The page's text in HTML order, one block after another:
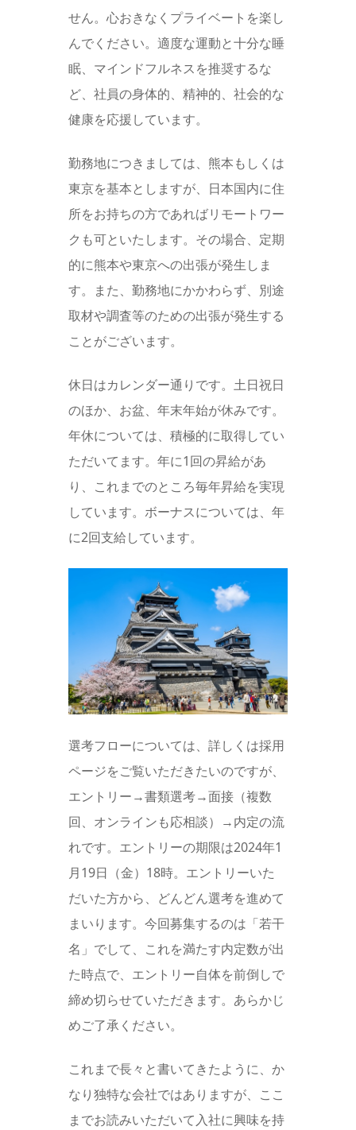
せん。心おきなくプライベートを楽し
んでください。適度な運動と十分な睡
眠、マインドフルネスを推奨するな
ど、社員の身体的、精神的、社会的な
健康を応援しています。
勤務地につきましては、熊本もしくは
東京を基本としますが、日本国内に住
所をお持ちの方であればリモートワー
クも可といたします。その場合、定期
的に熊本や東京への出張が発生しま
す。また、勤務地にかかわらず、別途
取材や調査等のための出張が発生する
ことがございます。
休日はカレンダー通りです。土日祝日
のほか、お盆、年末年始が休みです。
年休については、積極的に取得してい
ただいてます。年に1回の昇給があ
り、これまでのところ毎年昇給を実現
しています。ボーナスについては、年
に2回支給しています。
選考フローについては、詳しくは採用
ページをご覧いただきたいのですが、
エントリー→書類選考→面接（複数
回、オンラインも応相談）→内定の流
れです。エントリーの期限は2024年1
月19日（金）18時。エントリーいた
だいた方から、どんどん選考を進めて
まいります。今回募集するのは「若干
名」でして、これを満たす内定数が出
た時点で、エントリー自体を前倒しで
締め切らせていただきます。あらかじ
めご了承ください。
これまで長々と書いてきたように、か
なり独特な会社ではありますが、ここ
までお読みいただいて入社に興味を持